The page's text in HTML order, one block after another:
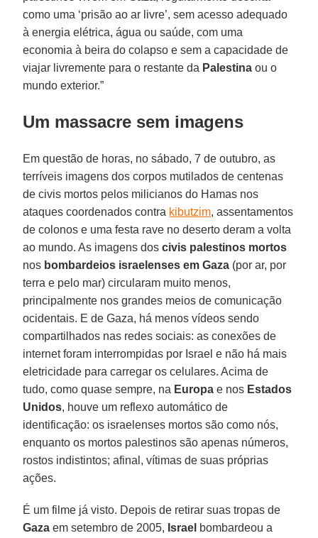
como uma ‘prisão ao ar livre’, sem acesso adequado
à energia elétrica, água ou saúde, com uma
economia à beira do colapso e sem a capacidade de
viajar livremente para o restante da Palestina ou o
mundo exterior.”
Um massacre sem imagens
Em questão de horas, no sábado, 7 de outubro, as
terríveis imagens dos corpos mutilados de centenas
de civis mortos pelos milicianos do Hamas nos
ataques coordenados contra kibutzim, assentamentos
de colonos e uma festa rave no deserto deram a volta
ao mundo. As imagens doscivis palestinos mortos
nos bombardeios israelenses em Gaza (por ar, por
terra e pelo mar) circularam muito menos,
principalmente nos grandes meios de comunicação
ocidentais. E de Gaza, há menos vídeos sendo
compartilhados nas redes sociais: as conexões de
internet foram interrompidas por Israel e não há mais
eletricidade para carregar os celulares. Acima de
tudo, como quase sempre, na Europa e nos Estados
Unidos, houve um reflexo automático de
identificação: os israelenses mortos são como nós,
enquanto os mortos palestinos são apenas números,
rostos indistintos; afinal, vítimas de suas próprias
ações.
É um filme já visto. Depois de retirar suas tropas de
Gaza em setembro de 2005, Israel bombardeou a